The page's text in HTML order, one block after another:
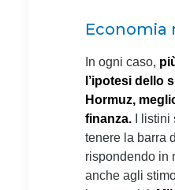
Economia
In ogni caso,
l’ipotesi dello
Hormuz,
finanza. I listini
tenere la barra
rispondendo in
anche agli